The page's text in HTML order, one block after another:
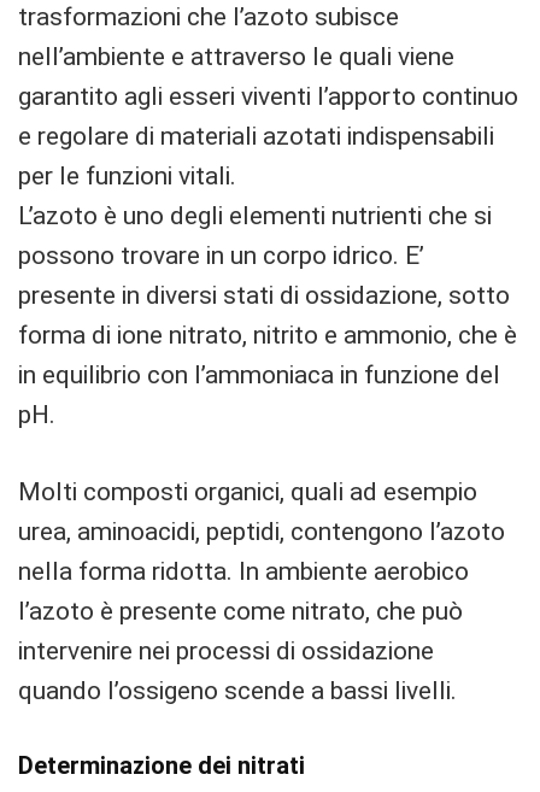
trasformazioni che l’azoto subisce
nell’ambiente e attraverso le quali viene
garantito agli esseri viventi l’apporto continuo
e regolare di materiali azotati indispensabili
per le funzioni vitali.
L’azoto è uno degli elementi nutrienti che si
possono trovare in un corpo idrico. E’
presente in diversi stati di ossidazione, sotto
forma di ione nitrato, nitrito e ammonio, che è
in equilibrio con l’ammoniaca in funzione del
pH.
Molti composti organici, quali ad esempio
urea, aminoacidi, peptidi, contengono l’azoto
nella forma ridotta. In ambiente aerobico
l’azoto è presente come nitrato, che può
intervenire nei processi di ossidazione
quando l’ossigeno scende a bassi livelli.
Determinazione dei nitrati